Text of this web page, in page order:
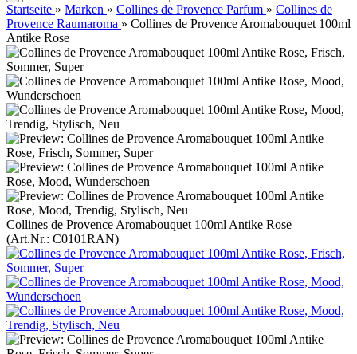
Startseite » Marken » Collines de Provence Parfum » Collines de
Provence Raumaroma » Collines de Provence Aromabouquet 100ml
Antike Rose
Collines de Provence Aromabouquet 100ml Antike Rose
(Art.Nr.: C0101RAN)